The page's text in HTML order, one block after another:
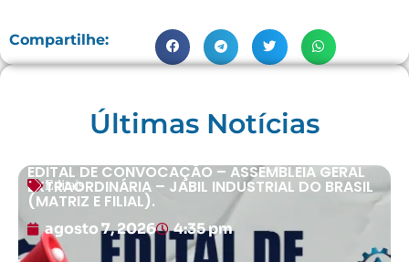
Compartilhe:
Últimas Notícias
Editais
EDITAL DE CONVOCAÇÃO – ASSEMBLEIA GERAL
EXTRAORDINÁRIA – JABIL INDUSTRIAL DO BRASIL
(MATRIZ E FILIAL).
agosto 7, 2026 4:35 pm